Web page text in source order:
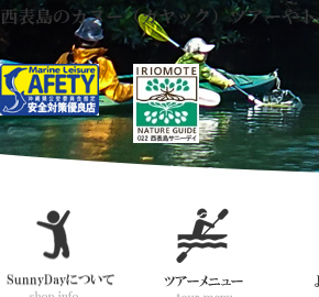
西表島のカヌー（カヤック）ツアーや